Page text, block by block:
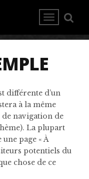
différente d’un
à la même
de navigation de
La plupart
page « À
potentiels du
chose de ce